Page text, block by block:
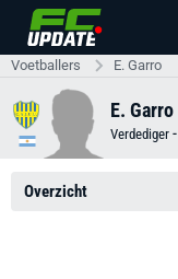
Voetballers E. Garro
E. Garro
Verdediger -
Overzicht